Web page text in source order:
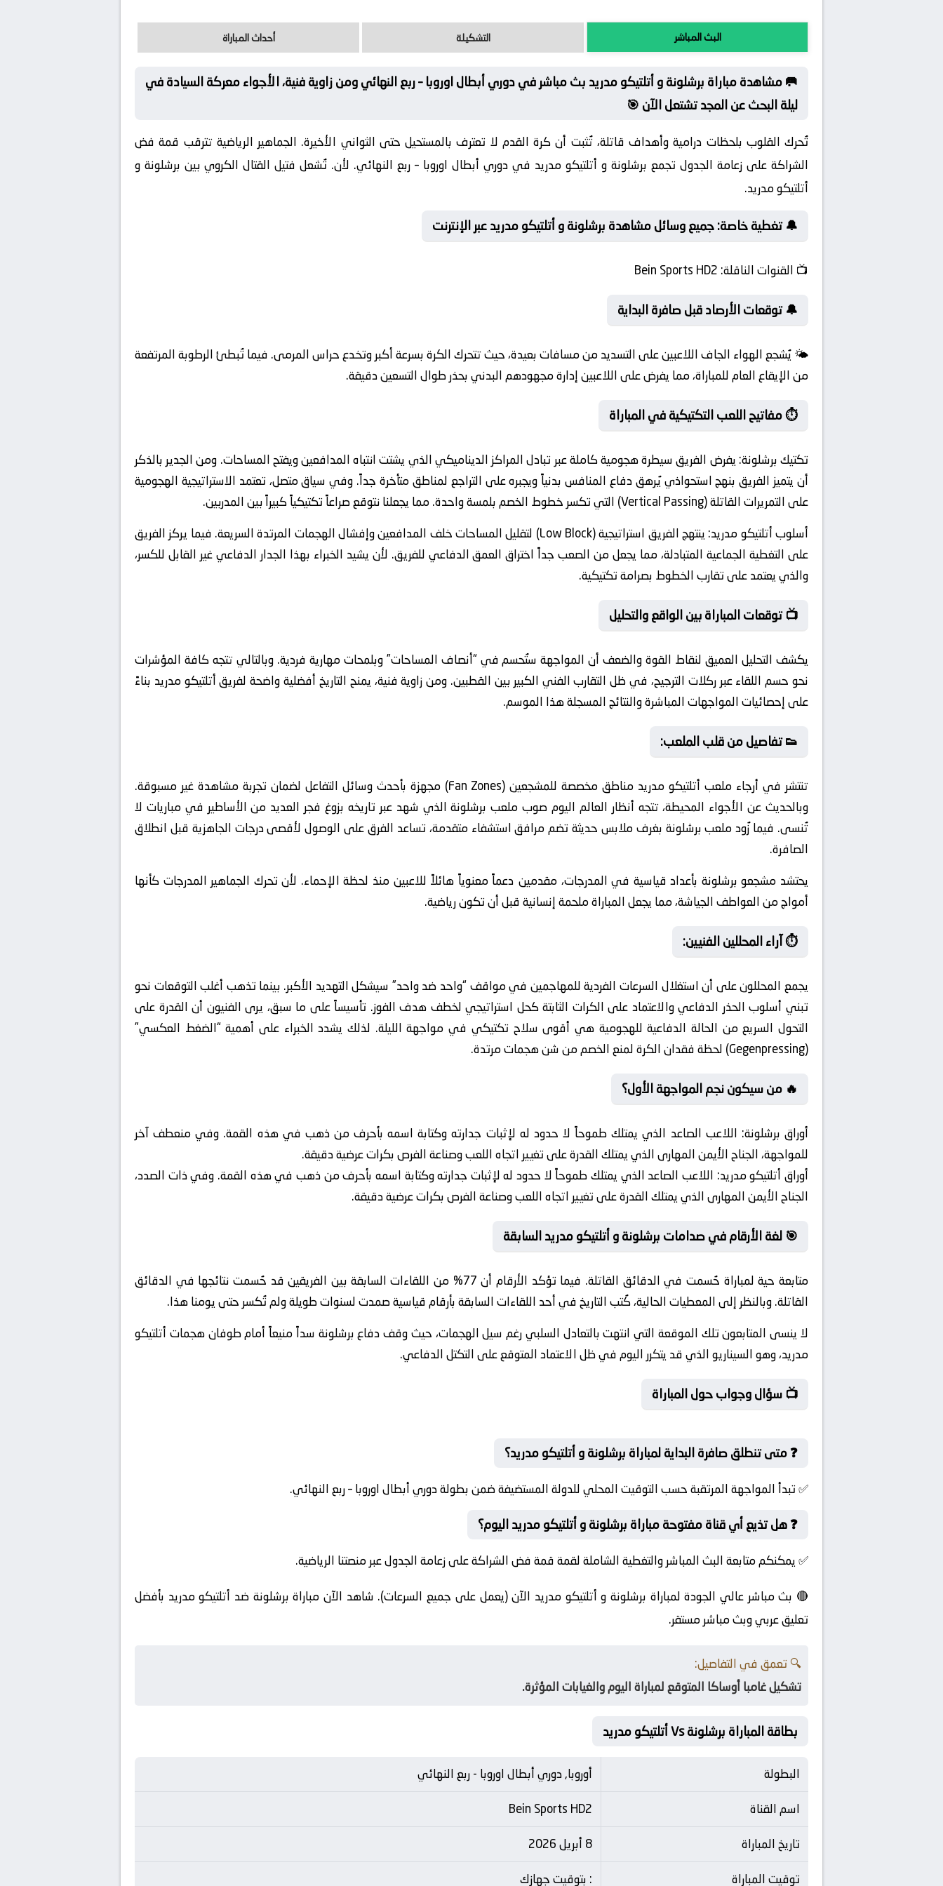
البث المباشر التشكيلة أحداث المباراة
🥅 مشاهدة مباراة برشلونة و أتلتيكو مدريد بث مباشر في دوري أبطال اوروبا – ربع النهائي ومن زاوية فنية، الأجواء معركة السيادة في
ليلة البحث عن المجد تشتعل الآن 🎯
تُحرك القلوب بلحظات درامية وأهداف قاتلة، تُثبت أن كرة القدم لا تعترف بالمستحيل حتى الثواني الأخيرة. الجماهير الرياضية تترقب قمة فض
الشراكة على زعامة الجدول تجمع برشلونة و أتلتيكو مدريد في دوري أبطال اوروبا – ربع النهائي. لأن. تُشعل فتيل القتال الكروي بين برشلونة و
أتلتيكو مدريد.
🔔 تغطية خاصة: جميع وسائل مشاهدة برشلونة و أتلتيكو مدريد عبر الإنترنت
📺 القنوات الناقلة:
🔔 توقعات الأرصاد قبل صافرة البداية
🌤️ يُشجع الهواء الجاف اللاعبين على التسديد من مسافات بعيدة، حيث تتحرك الكرة بسرعة أكبر وتخدع حراس المرمى. فيما تُبطئ الرطوبة المرتفعة
من الإيقاع العام للمباراة، مما يفرض على اللاعبين إدارة مجهودهم البدني بحذر طوال التسعين دقيقة.
⏱️ مفاتيح اللعب التكتيكية في المباراة
تكتيك برشلونة: يفرض الفريق سيطرة هجومية كاملة عبر تبادل المراكز الديناميكي الذي يشتت انتباه المدافعين ويفتح المساحات. ومن الجدير بالذكر
أن يتميز الفريق بنهج استحواذي يُرهق دفاع المنافس بدنياً ويجبره على التراجع لمناطق متأخرة جداً. وفي سياق متصل، تعتمد الاستراتيجية الهجومية
على التمريرات القاتلة (Vertical Passing) التي تكسر خطوط الخصم بلمسة واحدة. مما يجعلنا نتوقع صراعاً تكتيكياً كبيراً بين المدربين.
أسلوب أتلتيكو مدريد:
ينتهج الفريق استراتيجية (Low Block) لتقليل المساحات خلف المدافعين وإفشال الهجمات المرتدة السريعة. فيما يركز الفريق
على التغطية الجماعية المتبادلة، مما يجعل من الصعب جداً اختراق العمق الدفاعي للفريق. لأن يشيد الخبراء بهذا الجدار الدفاعي غير القابل للكسر،
والذي يعتمد على تقارب الخطوط بصرامة تكتيكية.
📺 توقعات المباراة بين الواقع والتحليل
يكشف التحليل العميق لنقاط القوة والضعف أن المواجهة ستُحسم في “أنصاف المساحات” وبلمحات مهارية فردية. وبالتالي تتجه كافة المؤشرات
نحو حسم اللقاء عبر ركلات الترجيح، في ظل التقارب الفني الكبير بين القطبين. ومن زاوية فنية، يمنح التاريخ أفضلية واضحة لفريق أتلتيكو مدريد بناءً
على إحصائيات المواجهات المباشرة والنتائج المسجلة هذا الموسم.
👟 تفاصيل من قلب الملعب:
تنتشر في أرجاء ملعب أتلتيكو مدريد مناطق مخصصة للمشجعين (Fan Zones) مجهزة بأحدث وسائل التفاعل لضمان تجربة مشاهدة غير مسبوقة.
وبالحديث عن الأجواء المحيطة، تتجه أنظار العالم اليوم صوب ملعب برشلونة الذي شهد عبر تاريخه بزوغ فجر العديد من الأساطير في مباريات لا
تُنسى. فيما زُود ملعب برشلونة بغرف ملابس حديثة تضم مرافق استشفاء متقدمة، تساعد الفرق على الوصول لأقصى درجات الجاهزية قبل انطلاق
الصافرة.
يحتشد مشجعو برشلونة بأعداد قياسية في المدرجات، مقدمين دعماً معنوياً هائلاً للاعبين منذ لحظة الإحماء. لأن تحرك الجماهير المدرجات كأنها
أمواج من العواطف الجياشة، مما يجعل المباراة ملحمة إنسانية قبل أن تكون رياضية.
⏱️ آراء المحللين الفنيين:
يجمع المحللون على أن استغلال السرعات الفردية للمهاجمين في مواقف “واحد ضد واحد” سيشكل التهديد الأكبر. بينما تذهب أغلب التوقعات نحو
تبني أسلوب الحذر الدفاعي والاعتماد على الكرات الثابتة كحل استراتيجي لخطف هدف الفوز. تأسيساً على ما سبق، يرى الفنيون أن القدرة على
التحول السريع من الحالة الدفاعية للهجومية هي أقوى سلاح تكتيكي في مواجهة الليلة. لذلك يشدد الخبراء على أهمية “الضغط العكسي”
(Gegenpressing) لحظة فقدان الكرة لمنع الخصم من شن هجمات مرتدة.
🔥 من سيكون نجم المواجهة الأول؟
أوراق برشلونة: اللاعب الصاعد الذي يمتلك طموحاً لا حدود له لإثبات جدارته وكتابة اسمه بأحرف من ذهب في هذه القمة. وفي منعطف آخر
للمواجهة، الجناح الأيمن المهارى الذي يمتلك القدرة على تغيير اتجاه اللعب وصناعة الفرص بكرات عرضية دقيقة.
أوراق أتلتيكو مدريد: اللاعب الصاعد الذي يمتلك طموحاً لا حدود له لإثبات جدارته وكتابة اسمه بأحرف من ذهب في هذه القمة. وفي ذات الصدد،
الجناح الأيمن المهارى الذي يمتلك القدرة على تغيير اتجاه اللعب وصناعة الفرص بكرات عرضية دقيقة.
🎯 لغة الأرقام في صدامات برشلونة و أتلتيكو مدريد السابقة
متابعة حية لمباراة حُسمت في الدقائق القاتلة. فيما تؤكد الأرقام أن 77% من اللقاءات السابقة بين الفريقين قد حُسمت نتائجها في الدقائق
القاتلة. وبالنظر إلى المعطيات الحالية، كُتب التاريخ في أحد اللقاءات السابقة بأرقام قياسية صمدت لسنوات طويلة ولم تُكسر حتى يومنا هذا.
لا ينسى المتابعون تلك الموقعة التي انتهت بالتعادل السلبي رغم سيل الهجمات، حيث وقف دفاع برشلونة سداً منيعاً أمام طوفان هجمات أتلتيكو
مدريد، وهو السيناريو الذي قد يتكرر اليوم في ظل الاعتماد المتوقع على التكتل الدفاعي.
📺 سؤال وجواب حول المباراة
❓ متى تنطلق صافرة البداية لمباراة برشلونة و أتلتيكو مدريد؟
✅ تبدأ المواجهة المرتقبة حسب التوقيت المحلي للدولة المستضيفة ضمن بطولة دوري أبطال اوروبا – ربع النهائي.
❓ هل تذيع أي قناة مفتوحة مباراة برشلونة و أتلتيكو مدريد اليوم؟
✅ يمكنكم متابعة البث المباشر والتغطية الشاملة لقمة قمة فض الشراكة على زعامة الجدول عبر منصتنا الرياضية.
🔴 بث مباشر عالي الجودة لمباراة برشلونة و أتلتيكو مدريد الآن (يعمل على جميع السرعات). شاهد الآن مباراة برشلونة ضد أتلتيكو مدريد بأفضل
تعليق عربي وبث مباشر مستقر.
🔍 تعمق في التفاصيل:
تشكيل غامبا أوساكا المتوقع لمباراة اليوم والغيابات المؤثرة.
بطاقة المباراة برشلونة Vs أتلتيكو مدريد
البطولة
أوروبا, دوري أبطال اوروبا - ربع النهائي
اسم القناة
Bein Sports HD2
تاريخ المباراة
8 أبريل 2026
توقيت المباراة
: بتوقيت جهازك